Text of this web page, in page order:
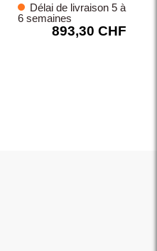
Délai de livraison 5 à
6 semaines
893,30 CHF